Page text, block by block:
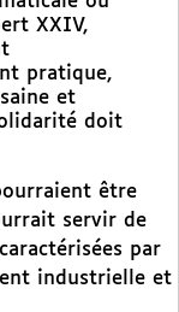
XXIV,
pratique,
et
doit
être
servir de
par
industrielle et